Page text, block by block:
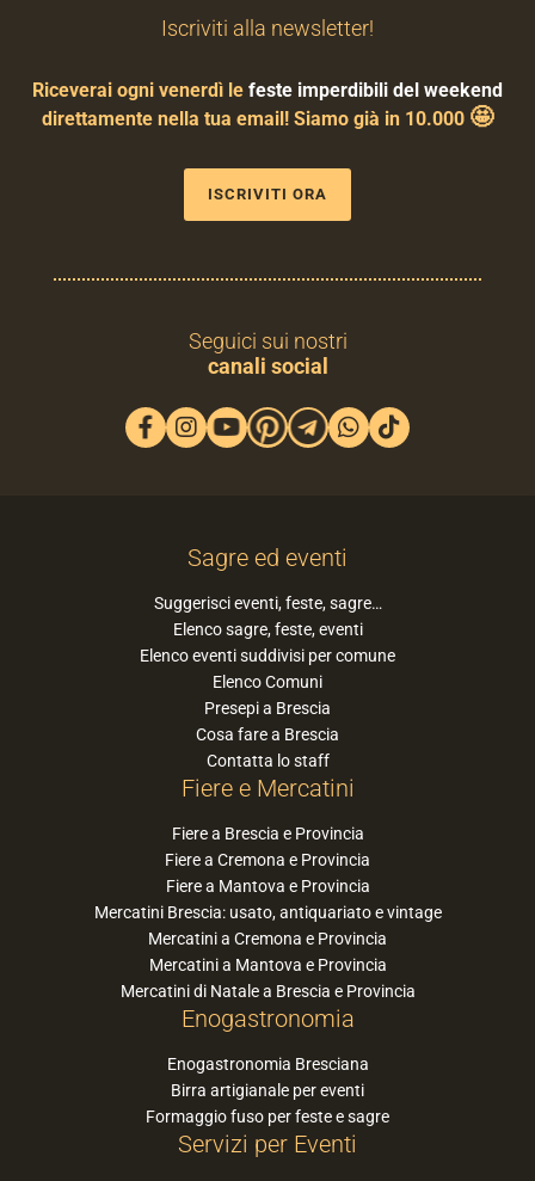
Iscriviti alla newsletter!
Riceverai ogni venerdì le feste imperdibili del weekend
direttamente nella tua email! Siamo già in 10.000 🤩
ISCRIVITI ORA
Seguici sui nostri
canali social
Sagre ed eventi
Suggerisci eventi, feste, sagre…
Elenco sagre, feste, eventi
Elenco eventi suddivisi per comune
Elenco Comuni
Presepi a Brescia
Cosa fare a Brescia
Contatta lo staff
Fiere e Mercatini
Fiere a Brescia e Provincia
Fiere a Cremona e Provincia
Fiere a Mantova e Provincia
Mercatini Brescia: usato, antiquariato e vintage
Mercatini a Cremona e Provincia
Mercatini a Mantova e Provincia
Mercatini di Natale a Brescia e Provincia
Enogastronomia
Enogastronomia Bresciana
Birra artigianale per eventi
Formaggio fuso per feste e sagre
Servizi per Eventi